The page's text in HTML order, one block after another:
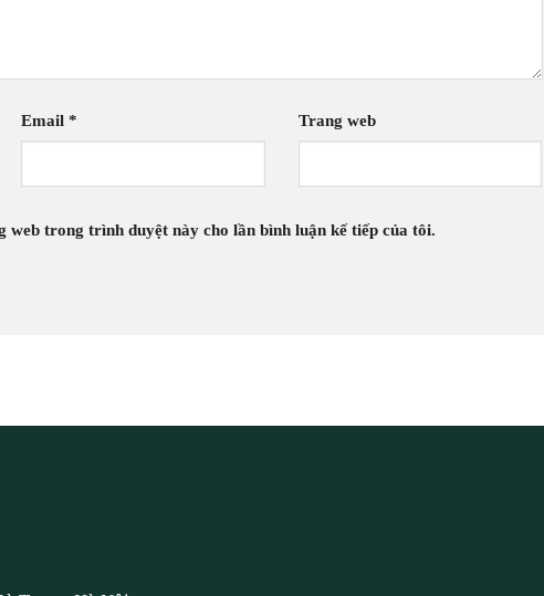
Email * Trang web
trong trình duyệt này cho lần bình luận kế tiếp của tôi.